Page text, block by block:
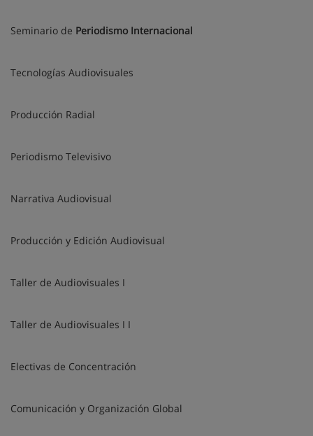
Seminario de Periodismo Internacional
Tecnologías Audiovisuales
Producción Radial
Periodismo Televisivo
Narrativa Audiovisual
Producción y Edición Audiovisual
Taller de Audiovisuales I
Taller de Audiovisuales I I
Electivas de Concentración
Comunicación y Organización Global